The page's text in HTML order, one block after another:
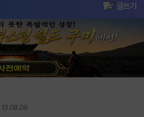
글쓰기
| 13.08.09